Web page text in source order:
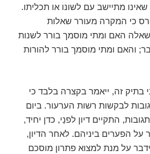
מתיישב עם לשונו או תכליתו.
כי המקרה מעורר שאלות
האם ומתי מוסמך בורר לשנות
והאם ומתי מוסמך בורר להורות
בתיק זה, ייאמר בקצרה בלבד כי
לבקשות רשות הערעור. ביום
התגובות, התקיים דיון לפנַי, כדן יחיד,
על הפערים ביניהם. לאחר הדיון,
על מנת למצוא פתרון מוסכם